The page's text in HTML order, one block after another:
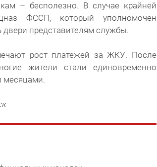
– бесполезно. В случае крайней
ФССП, который уполномочен
двери представителям службы.
рост платежей за ЖКУ. После
жители стали единовременно
месяцами.